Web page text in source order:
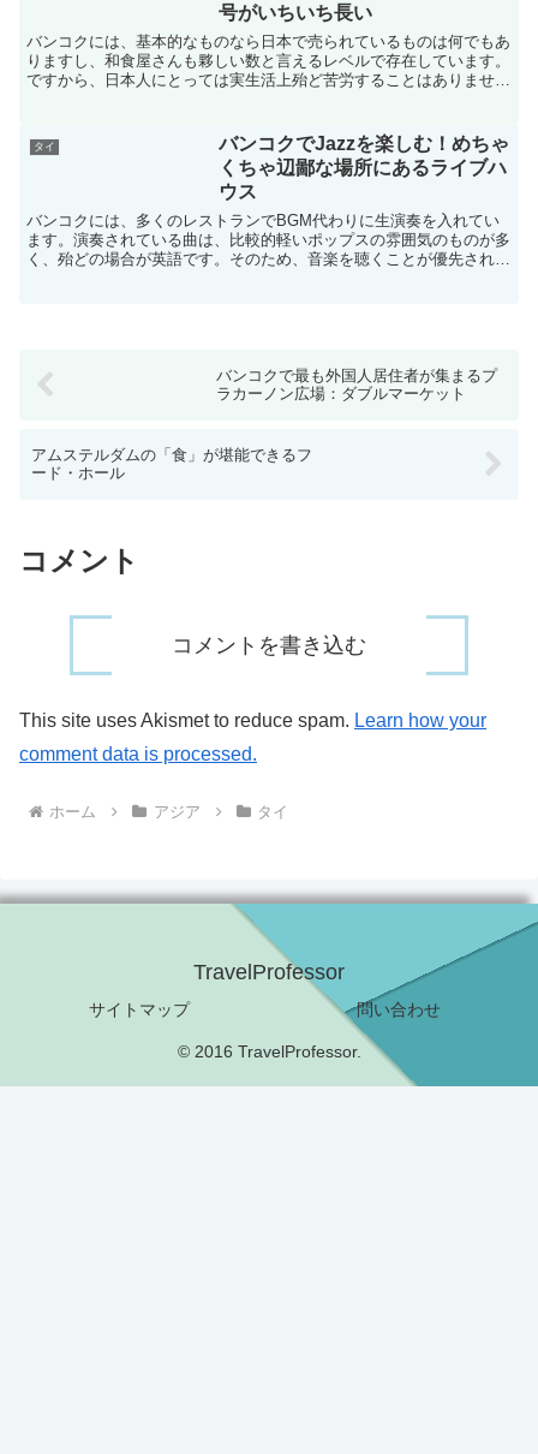
号がいちいち長い
バンコクには、基本的なものなら日本で売られているものは何でもあ
りますし、和食屋さんも夥しい数と言えるレベルで存在しています。
ですから、日本人にとっては実生活上殆ど苦労することはありませ
タイ
バンコクでJazzを楽しむ！めちゃ
くちゃ辺鄙な場所にあるライブハ
ウス
バンコクには、多くのレストランでBGM代わりに生演奏を入れてい
ます。演奏されている曲は、比較的軽いポップスの雰囲気のものが多
く、殆どの場合が英語です。そのため、音楽を聴くことが優先される
バンコクで最も外国人居住者が集まるプ
ラカーノン広場：ダブルマーケット
アムステルダムの「食」が堪能できるフ
ード・ホール
コメント
コメントを書き込む
This site uses Akismet to reduce spam. Learn how your
comment data is processed.
ホーム アジア タイ
TravelProfessor
サイトマップ 問い合わせ
© 2016 TravelProfessor.